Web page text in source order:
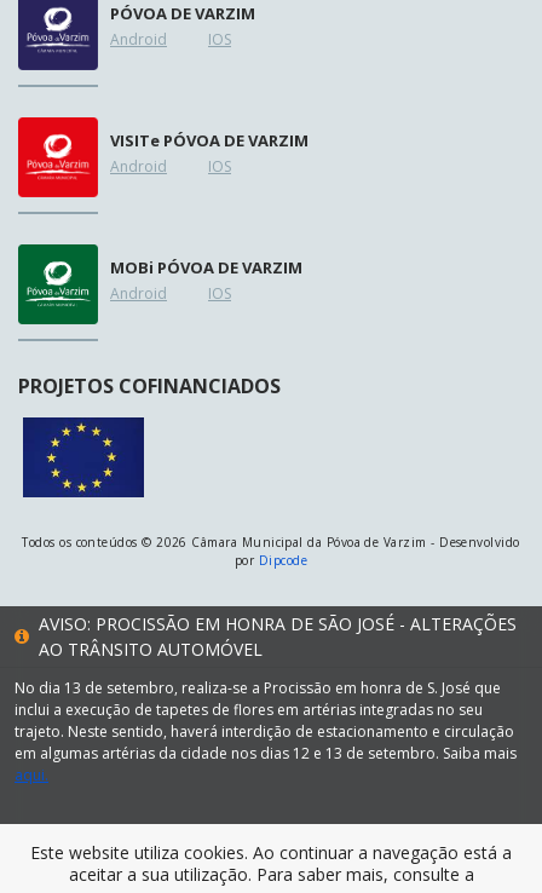
PÓVOA DE VARZIM
Android IOS
VISITe PÓVOA DE VARZIM
Android IOS
MOBi PÓVOA DE VARZIM
Android IOS
PROJETOS COFINANCIADOS
Todos os conteúdos © 2026 Câmara Municipal da Póvoa de Varzim - Desenvolvido
por Dipcode
AVISO: PROCISSÃO EM HONRA DE SÃO JOSÉ - ALTERAÇÕES
AO TRÂNSITO AUTOMÓVEL
No dia 13 de setembro, realiza-se a Procissão em honra de S. José que
inclui a execução de tapetes de flores em artérias integradas no seu
trajeto. Neste sentido, haverá interdição de estacionamento e circulação
em algumas artérias da cidade nos dias 12 e 13 de setembro. Saiba mais
aqui.
Este website utiliza cookies. Ao continuar a navegação está a
aceitar a sua utilização. Para saber mais, consulte a